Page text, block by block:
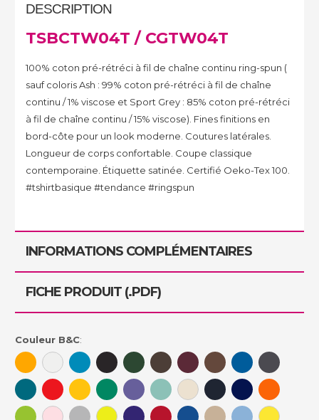
DESCRIPTION
TSBCTW04T/ CGTW04T
100% coton pré-rétréci à fil de chaîne continu ring-spun (
sauf coloris Ash : 99% coton pré-rétréci à fil de chaîne
continu / 1% viscose et Sport Grey : 85% coton pré-rétréci
à fil de chaîne continu / 15% viscose). Fines finitions en
bord-côte pour un look moderne. Coutures latérales.
Longueur de corps confortable. Coupe classique
contemporaine. Étiquette satinée. Certifié Oeko-Tex 100.
#tshirtbasique #tendance #ringspun
INFORMATIONS COMPLÉMENTAIRES
FICHE PRODUIT (.PDF)
Couleur B&C: